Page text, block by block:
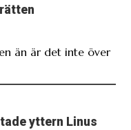
än är det inte över
yttern Linus